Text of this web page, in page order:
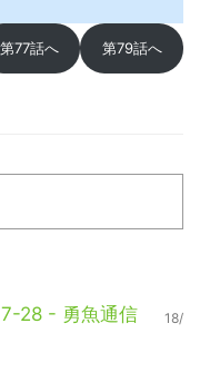
第77話へ 第79話へ
28 - 勇魚通信
18/